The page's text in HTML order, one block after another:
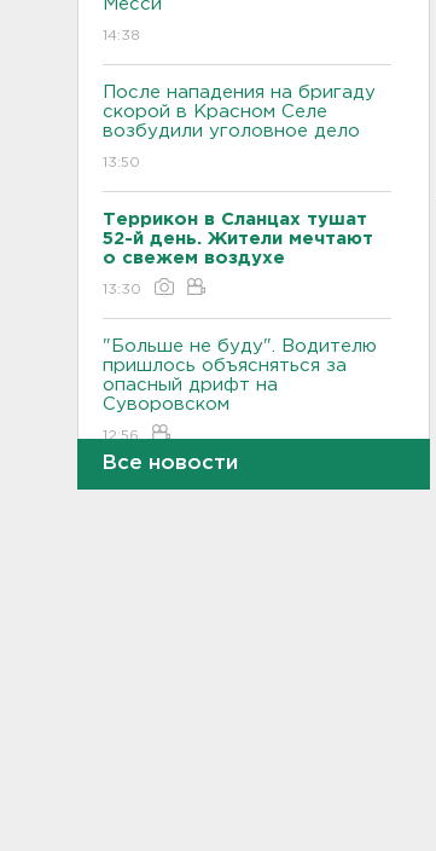
Месси
14:38
После нападения на бригаду
скорой в Красном Селе
возбудили уголовное дело
13:50
Террикон в Сланцах тушат
52-й день. Жители мечтают
о свежем воздухе
13:30
"Больше не буду". Водителю
пришлось объясняться за
опасный дрифт на
Суворовском
12:56
После пожара на складе
Все новости